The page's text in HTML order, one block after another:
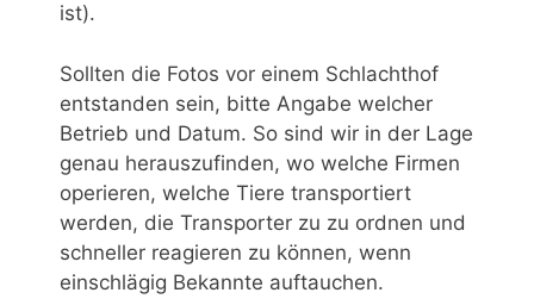
ist).
Sollten die Fotos vor einem Schlachthof
entstanden sein, bitte Angabe welcher
Betrieb und Datum. So sind wir in der Lage
genau herauszufinden, wo welche Firmen
operieren, welche Tiere transportiert
werden, die Transporter zu zu ordnen und
schneller reagieren zu können, wenn
einschlägig Bekannte auftauchen.